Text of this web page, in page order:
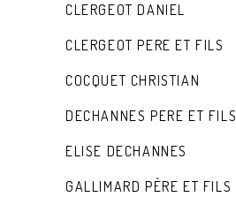
CLERGEOT DANIEL
CLERGEOT PERE ET FILS
COCQUET CHRISTIAN
DECHANNES PERE ET FILS
ELISE DECHANNES
GALLIMARD PÈRE ET FILS